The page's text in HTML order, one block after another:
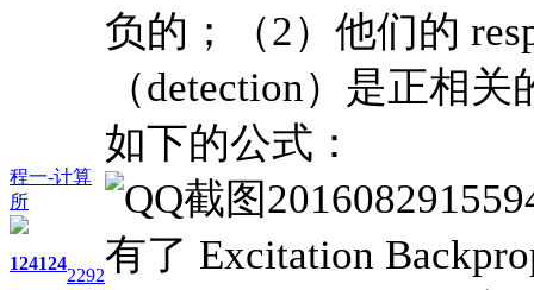
程一-计算
所
124124
2292
负的；（2）他们的
（detection）是正相
如下的公式：
有了 Excitation